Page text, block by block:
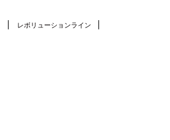
レボリューションライン